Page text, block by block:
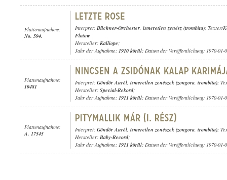
Plattenaufnahme:
No. 594.
Interpret: Büchner-Orchester, ismeretlen zenész (trombita); Texter/
Flotow
Hersteller: Kalliope;
Jahr der Aufnahme: 1910 körül; Datum der Veröffentlichung: 1970-01-
Plattenaufnahme:
10481
Interpret: Göndör Aurél, ismeretlen zenészek (zongora, trombita);
Hersteller: Special-Rekord;
Jahr der Aufnahme: 1911 körül; Datum der Veröffentlichung: 1970-01-
Plattenaufnahme:
A. 17545
Interpret: Göndör Aurél, ismeretlen zenészek (zongora, trombita);
Hersteller: Baby-Record;
Jahr der Aufnahme: 1911 körül; Datum der Veröffentlichung: 1970-01-